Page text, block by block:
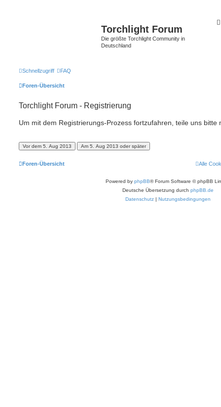
Torchlight Forum
Die größte Torchlight Community in
Deutschland
Schnellzugriff FAQ
Foren-Übersicht
Torchlight Forum - Registrierung
Um mit dem Registrierungs-Prozess fortzufahren, teile uns bitte
Foren-Übersicht Alle
Powered by phpBB® Forum Software © phpBB
Deutsche Übersetzung durch phpBB.de
Datenschutz | Nutzungsbedingungen